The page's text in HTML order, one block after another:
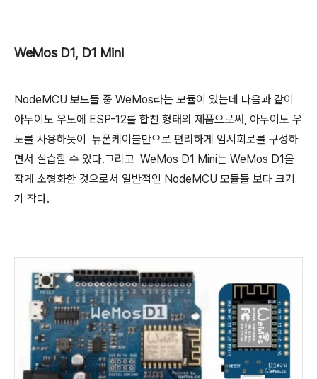
WeMos D1, D1 Mini
NodeMCU 보드들 중 WeMos라는 모듈이 있는데 다음과 같이
아두이노 우노에 ESP-12를 합친 형태의 제품으로써, 아두이노 우
노를 사용하듯이 듀폰케이블만으로 편리하게 임시회로를 구성하
면서 실습할 수 있다.그리고 WeMos D1 Mini는 WeMos D1을
작게 소형화한 것으로서 일반적인 NodeMCU 모듈들 보다 크기
가 작다.